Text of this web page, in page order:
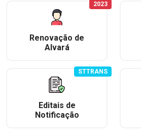
Renovação de
Alvará
2023
Editais de
Notificação
STTRANS